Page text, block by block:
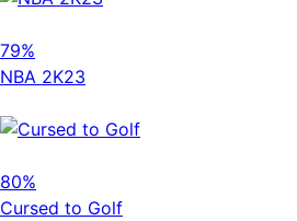
79%
NBA 2K23
80%
Cursed to Golf